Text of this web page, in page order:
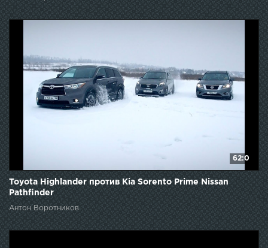
62:0
Toyota Highlander против Kia Sorento Prime Nissan
Pathfinder
Антон Воротников